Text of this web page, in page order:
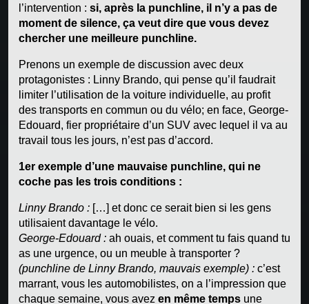
l’intervention : si, après la punchline, il n’y a pas de
moment de silence, ça veut dire que vous devez
chercher une meilleure punchline.
Prenons un exemple de discussion avec deux
protagonistes : Linny Brando, qui pense qu’il faudrait
limiter l’utilisation de la voiture individuelle, au profit
des transports en commun ou du vélo; en face, George-
Edouard, fier propriétaire d’un SUV avec lequel il va au
travail tous les jours, n’est pas d’accord.
1er exemple d’une mauvaise punchline, qui ne
coche pas les trois conditions :
Linny Brando :[…] et donc ce serait bien si les gens
utilisaient davantage le vélo.
George-Edouard : ah ouais, et comment tu fais quand tu
as une urgence, ou un meuble à transporter ?
(punchline de Linny Brando, mauvais exemple) :c’est
marrant, vous les automobilistes, on a l’impression que
chaque semaine, vous avez en même tempsune